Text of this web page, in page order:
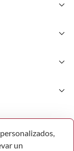
keyboard_arrow_down
keyboard_arrow_down
keyboard_arrow_down
keyboard_arrow_down
un